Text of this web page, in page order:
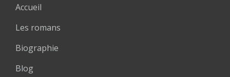
Accueil
Les romans
Biographie
Blog